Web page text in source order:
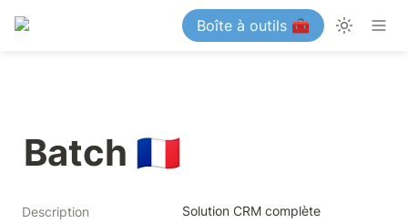
Boîte à outils 🧰
Batch 🇫🇷
Description Solution CRM complète